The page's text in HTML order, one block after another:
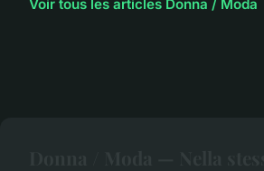
Voir tous les articles Donna / Moda